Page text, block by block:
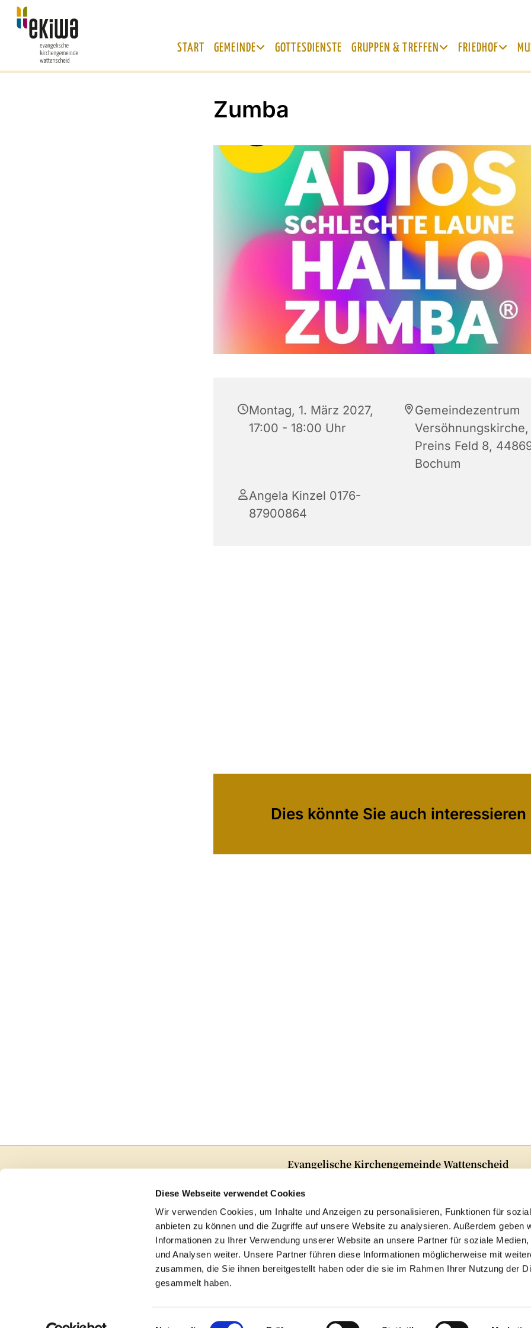
Diese Webseite verwendet Cookies
Wir verwenden Cookies, um Inhalte und Anzeigen zu personalisieren, Funktionen für
anbieten zu können und die Zugriffe auf unsere Website zu analysieren. Außerdem geben
Informationen zu Ihrer Verwendung unserer Website an unsere Partner für soziale Medien,
und Analysen weiter. Unsere Partner führen diese Informationen möglicherweise mit
zusammen, die Sie ihnen bereitgestellt haben oder die sie im Rahmen Ihrer Nutzung der
gesammelt haben.
Einwilligungsauswahl
START GEMEINDE GOTTESDIENSTE GRUPPEN & TREFFEN FRIEDHOF
Zumba
Montag, 1. März 2027,
17:00 - 18:00 Uhr
Gemeindezentrum
Versöhnungskirche,
Preins Feld 8,
Bochum
Angela Kinzel 0176-
87900864
Dies könnte Sie auch interessieren
Evangelische Kirchengemeinde Wattenscheid
E-Mail:
ge-kg-Wattenscheid@ekvw.de
 Folgen Sie uns auf Instagram!